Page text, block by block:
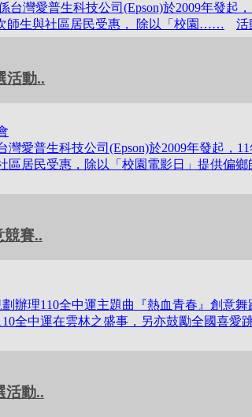
台灣愛普生科技公司(Epson)於2009年發起
師生與社區居民受惠， 除以「校園……
活
活動..
灣愛普生科技公司(Epson)於2009年發起，
區居民受惠，除以「校園電影日」提供偏
競賽..
辦理110全中運主題曲『熱血青春』創意舞
全中運在雲林之盛事，另亦鼓勵全國喜愛
活動..